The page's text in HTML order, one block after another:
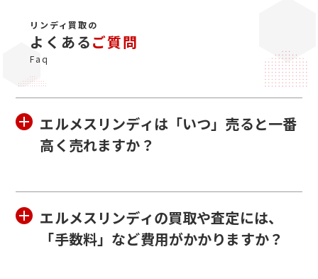
エヴリン買取
エールライン買取 フールトゥ買取
リンディ買取の
よくあるご質問
Faq
エルメスリンディは「いつ」売ると一番
高く売れますか？
エルメスリンディの買取や査定には、
「手数料」など費用がかかりますか？